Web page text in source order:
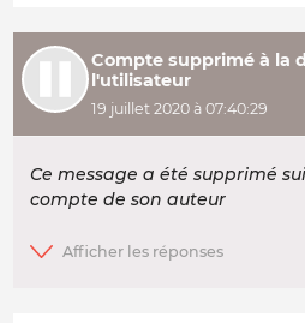
Compte supprimé à la
l'utilisateur
19 juillet 2020 à 07:40:29
Ce message a été supprimé
compte de son auteur